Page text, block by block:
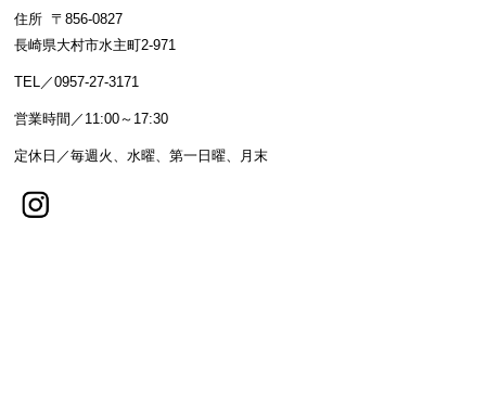
住所 〒856-0827
長崎県大村市水主町2-971
TEL／0957-27-3171
営業時間／11:00～17:30
定休日／毎週火、水曜、第一日曜、月末